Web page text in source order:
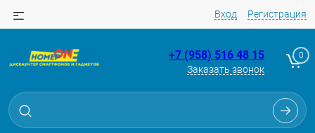
Вход Регистрация
+7 (958) 516 48 15
Заказать звонок
0
Для клиентов всех банков
Разбейте